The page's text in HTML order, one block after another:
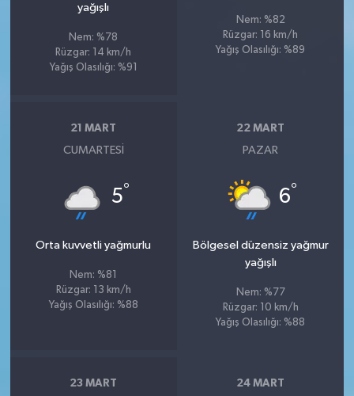
yağışlı
Nem: %78
Rüzgar: 14 km/h
Yağış Olasılığı: %91
Nem: %82
Rüzgar: 16 km/h
Yağış Olasılığı: %89
21 MART
CUMARTESI
5°
Orta kuvvetli yağmurlu
Nem: %81
Rüzgar: 13 km/h
Yağış Olasılığı: %88
22 MART
PAZAR
6°
Bölgesel düzensiz yağmur
yağışlı
Nem: %77
Rüzgar: 10 km/h
Yağış Olasılığı: %88
23 MART 24 MART